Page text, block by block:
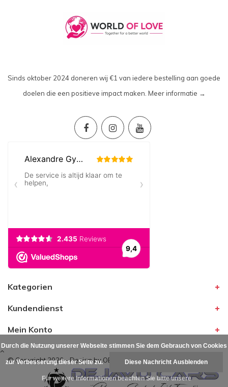
Sinds oktober 2024 doneren wij €1 van iedere bestelling aan goede
doelen die een positieve impact maken. Meer informatie →
Kategorien
Kundendienst
Mein Konto
© Copyright 2026 - Design by OEM Line®
Durch die Nutzung unserer Webseite stimmen Sie dem Gebrauch von Cookies
zur Verbesserung dieser Seite zu. Diese Nachricht Ausblenden
Für weitere Informationen beachten Sie bitte unsere